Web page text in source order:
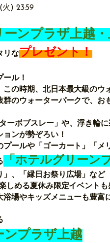
火) 23:59
ーンプラザ上越
リなプレゼント！
ル！
の時期、北日本最大級のウ
群のウォーターパークで、お
ーボブスレー」や、浮き輪
ンが勢ぞろい！
プールや「ゴーカート」「メ
「ホテルグリーン
」、「縁日お祭り広場」など
しめる夏休み限定イベントも
浴場やキッズメニューも豊富
プラザ上越